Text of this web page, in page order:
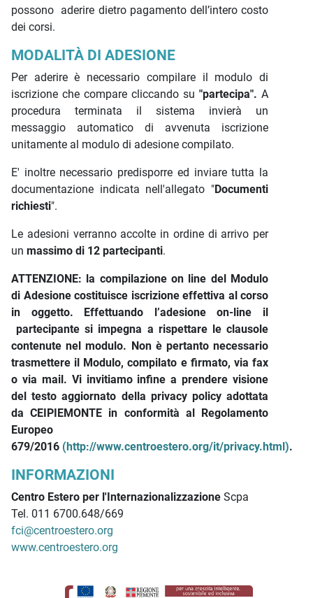
possono aderire dietro pagamento dell’intero costo
dei corsi.
MODALITÀ DI ADESIONE
Per aderire è necessario compilare il modulo di
iscrizione che compare cliccando su "partecipa". A
procedura terminata il sistema invierà un
messaggio automatico di avvenuta iscrizione
unitamente al modulo di adesione compilato.
E' inoltre necessario predisporre ed inviare tutta la
documentazione indicata nell'allegato "Documenti
richiesti".
Le adesioni verranno accolte in ordine di arrivo per
un massimo di 12 partecipanti.
ATTENZIONE: la compilazione on line del Modulo
di Adesione costituisce iscrizione effettiva al corso
in oggetto. Effettuando l’adesione on-line il
partecipante si impegna a rispettare le clausole
contenute nel modulo. Non è pertanto necessario
trasmettere il Modulo, compilato e firmato, via fax
o via mail. Vi invitiamo infine a prendere visione
del testo aggiornato della privacy policy adottata
da CEIPIEMONTE in conformità al Regolamento
Europeo
679/2016 (http://www.centroestero.org/it/privacy.html).
INFORMAZIONI
Centro Estero per l'Internazionalizzazione Scpa
Tel. 011 6700.648/669
fci@centroestero.org
www.centroestero.org